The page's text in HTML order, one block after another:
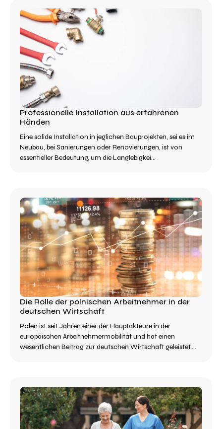
Professionelle Installation aus erfahrenen
Händen
Eine solide Installation in jeglichen Bauprojekten, sei es im
Neubau, bei Sanierungen oder Renovierungen, ist von
essentieller Bedeutung, um die Langlebigkei...
Die Rolle der polnischen Arbeitnehmer in der
deutschen Wirtschaft
Polen ist seit Jahren einer der Hauptakteure in der
europäischen Arbeitnehmermobilität und hat einen
wesentlichen Beitrag zur deutschen Wirtschaft geleistet....